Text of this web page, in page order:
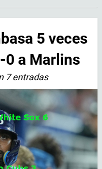
5 veces
0 a Marlins
7 entradas